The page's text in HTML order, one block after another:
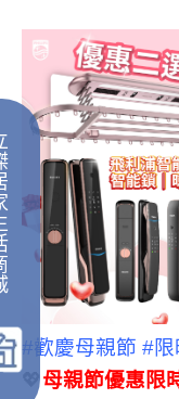
#歡慶母親節 #限
💖母親節優惠限